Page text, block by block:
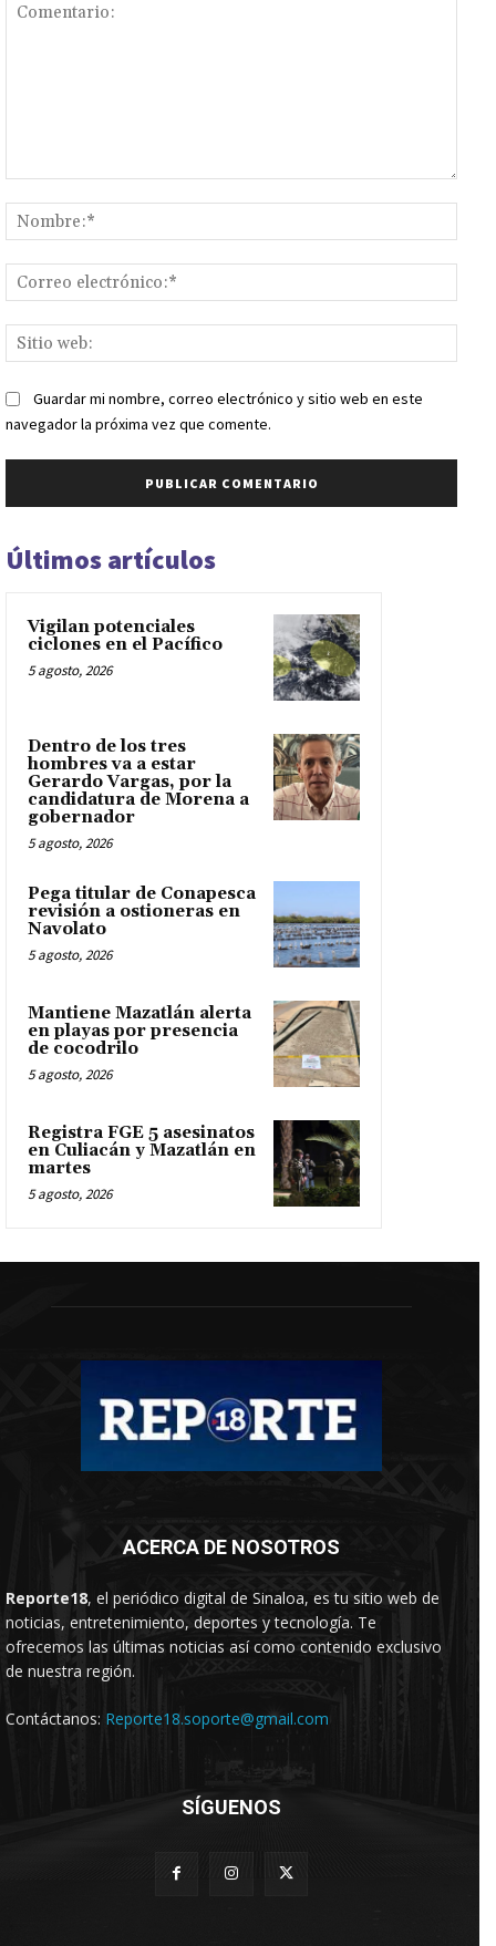
web:
Guardar mi nombre, correo electrónico y sitio web en este
navegador la próxima vez que comente.
Últimos artículos
Vigilan potenciales
ciclones en el Pacífico
5 agosto, 2026
Dentro de los tres
hombres va a estar
Gerardo Vargas, por la
candidatura de Morena a
gobernador
5 agosto, 2026
Pega titular de Conapesca
revisión a ostioneras en
Navolato
5 agosto, 2026
Mantiene Mazatlán alerta
en playas por presencia
de cocodrilo
5 agosto, 2026
Registra FGE 5 asesinatos
en Culiacán y Mazatlán en
martes
5 agosto, 2026
ACERCA DE NOSOTROS
Reporte18, el periódico digital de Sinaloa, es tu sitio web de
noticias, entretenimiento, deportes y tecnología. Te
ofrecemos las últimas noticias así como contenido exclusivo
de nuestra región.
Contáctanos: Reporte18.soporte@gmail.com
SÍGUENOS